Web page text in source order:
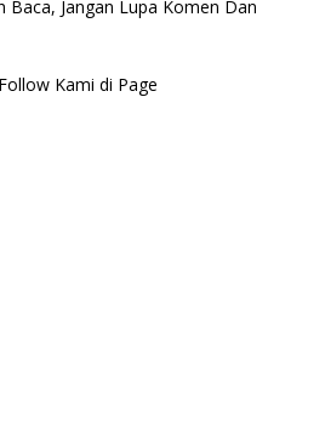
Baca, Jangan Lupa Komen Dan
Kami di Page